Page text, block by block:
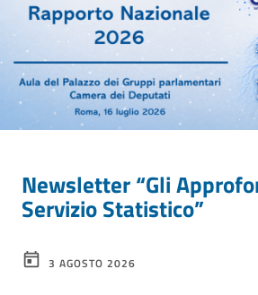
Newsletter “Gli
Servizio Statistico”
3 AGOSTO 2026